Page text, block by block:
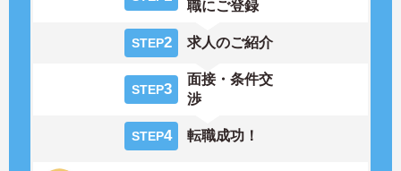
職にご登録
STEP2 求人のご紹介
STEP3
面接・条件交
渉
STEP4 転職成功！